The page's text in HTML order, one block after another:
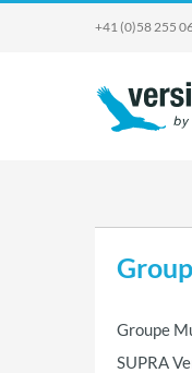
+41 (0)58 255
Groupe
SUPRA